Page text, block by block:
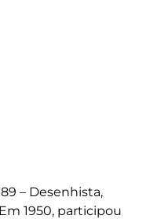
– Desenhista,
1950, participou